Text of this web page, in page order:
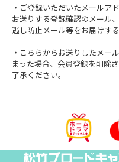
・ご登録いただいたメールア
お送りする登録確認のメール
逃し防止メール等をお届けす
・こちらからお送りしたメー
まった場合、会員登録を削除
了承ください。